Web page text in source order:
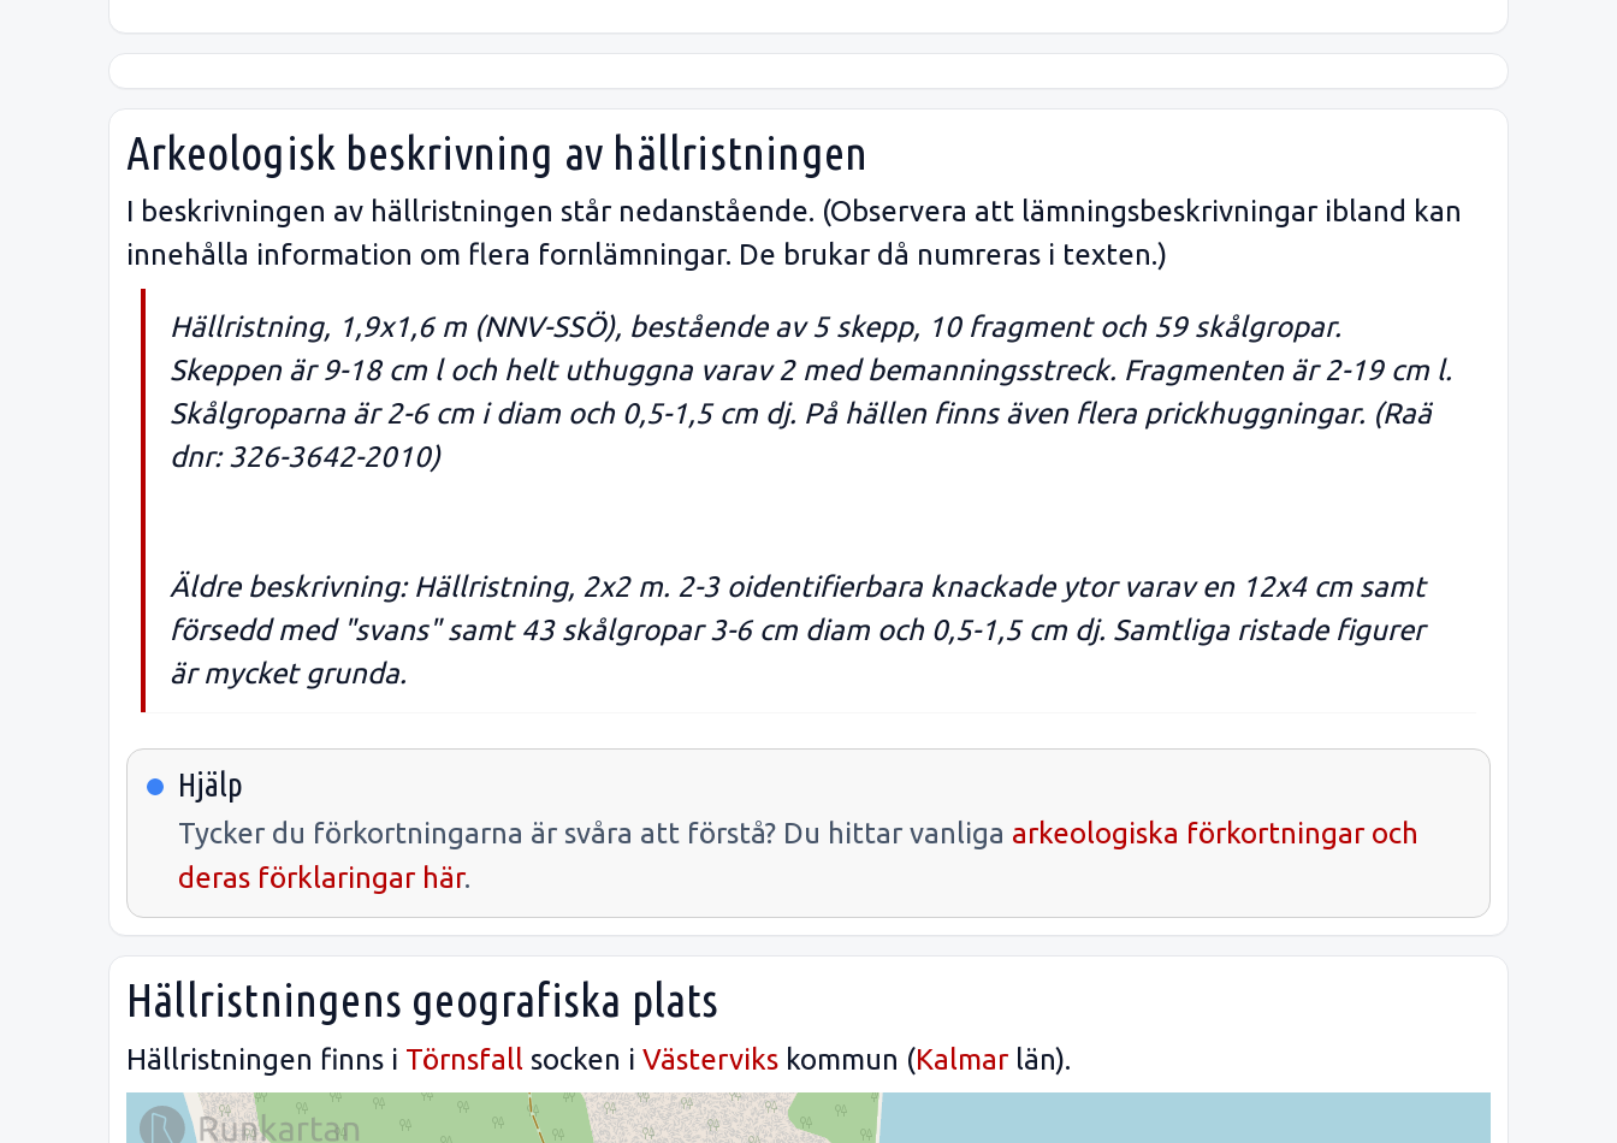
Arkeologisk beskrivning av hällristningen
I beskrivningen av hällristningen står nedanstående. (Observera att lämningsbeskrivningar ibland kan
innehålla information om flera fornlämningar. De brukar då numreras i texten.)
Hällristning, 1,9x1,6 m (NNV-SSÖ), bestående av 5 skepp, 10 fragment och 59 skålgropar.
Skeppen är 9-18 cm l och helt uthuggna varav 2 med bemanningsstreck. Fragmenten är 2-19 cm l.
Skålgroparna är 2-6 cm i diam och 0,5-1,5 cm dj. På hällen finns även flera prickhuggningar. (Raä
dnr: 326-3642-2010)
Äldre beskrivning: Hällristning, 2x2 m. 2-3 oidentifierbara knackade ytor varav en 12x4 cm samt
försedd med "svans" samt 43 skålgropar 3-6 cm diam och 0,5-1,5 cm dj. Samtliga ristade figurer
är mycket grunda.
Hjälp
Tycker du förkortningarna är svåra att förstå? Du hittar vanliga arkeologiska förkortningar och
deras förklaringar här.
Hällristningens geografiska plats
Hällristningen finns i Törnsfall socken i Västerviks kommun (Kalmar län).